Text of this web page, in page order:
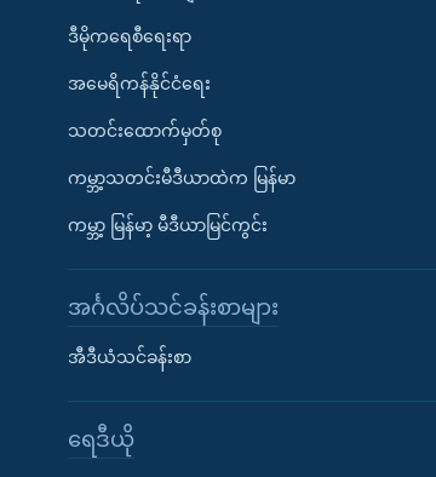
ဒီမိုကရေစီရေးရာ
အမေရိကန်နိုင်ငံရေး
သတင်းထောက်မှတ်စု
ကမ္ဘာ့သတင်းမီဒီယာထဲက မြန်မာ
ကမ္ဘာ့ မြန်မာ့ မီဒီယာမြင်ကွင်း
အင်္ဂလိပ်သင်ခန်းစာများ
အီဒီယံသင်ခန်းစာ
ရေဒီယို